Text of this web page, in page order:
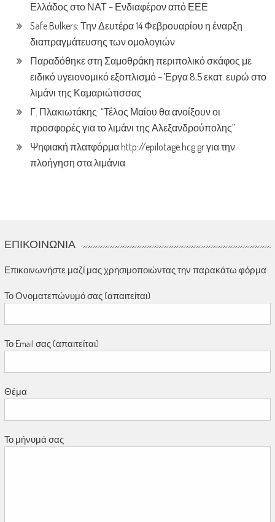
Ελλάδος στο ΝΑΤ – Ενδιαφέρον από ΕΕΕ
Safe Bulkers: Την Δευτέρα 14 Φεβρουαρίου η έναρξη
διαπραγμάτευσης των ομολογιών
Παραδόθηκε στη Σαμοθράκη περιπολικό σκάφος με
ειδικό υγειονομικό εξοπλισμό – Έργα 8,5 εκατ. ευρώ στο
λιμάνι της Καμαριώτισσας
Γ. Πλακιωτάκης: “Τέλος Μαίου θα ανοίξουν οι
προσφορές για το λιμάνι της Αλεξανδρούπολης”
Ψηφιακή πλατφόρμα http://epilotage.hcg.gr για την
πλοήγηση στα λιμάνια
ΕΠΙΚΟΙΝΩΝΊΑ
Επικοινωνήστε μαζί μας χρησιμοποιώντας την παρακάτω φόρμα
Το Ονοματεπώνυμό σας (απαιτείται)
Το Email σας (απαιτείται)
Θέμα
Το μήνυμά σας